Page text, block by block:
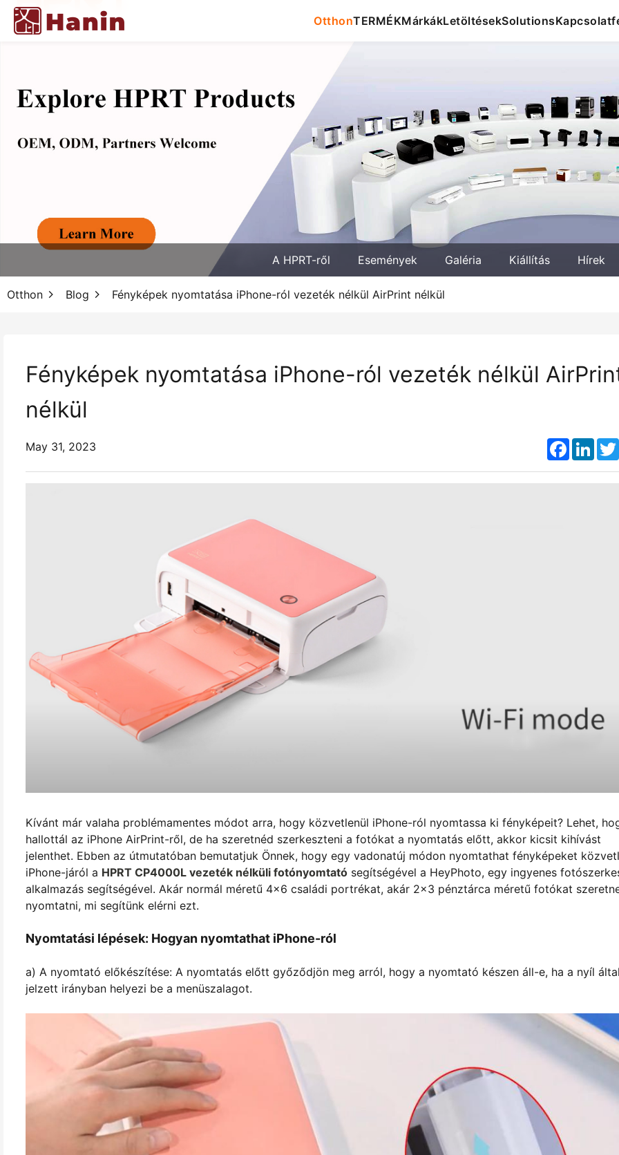
OtthonTERMÉKMárkákLetöltésekSolutions
A HPRT-ről Események Galéria Kiállítás Hírek
Otthon Blog Fényképek nyomtatása iPhone-ról vezeték nélkül AirPrint nélkül
Fényképek nyomtatása iPhone-ról vezeték nélkül
nélkül
May 31, 2023
Kívánt már valaha problémamentes módot arra, hogy közvetlenül iPhone-ról nyomtassa ki fényképeit? Lehet,
hallottál az iPhone AirPrint-ről, de ha szeretnéd szerkeszteni a fotókat a nyomtatás előtt, akkor kicsit kihívást
jelenthet. Ebben az útmutatóban bemutatjuk Önnek, hogy egy vadonatúj módon nyomtathat fényképeket
iPhone-járól a HPRT CP4000L vezeték nélküli fotónyomtató segítségével a HeyPhoto, egy ingyenes
alkalmazás segítségével. Akár normál méretű 4x6 családi portrékat, akár 2x3 pénztárca méretű fotókat
nyomtatni, mi segítünk elérni ezt.
Nyomtatási lépések: Hogyan nyomtathat iPhone-ról
a) A nyomtató előkészítése: A nyomtatás előtt győződjön meg arról, hogy a nyomtató készen áll-e, ha a nyíl
jelzett irányban helyezi be a menüszalagot.